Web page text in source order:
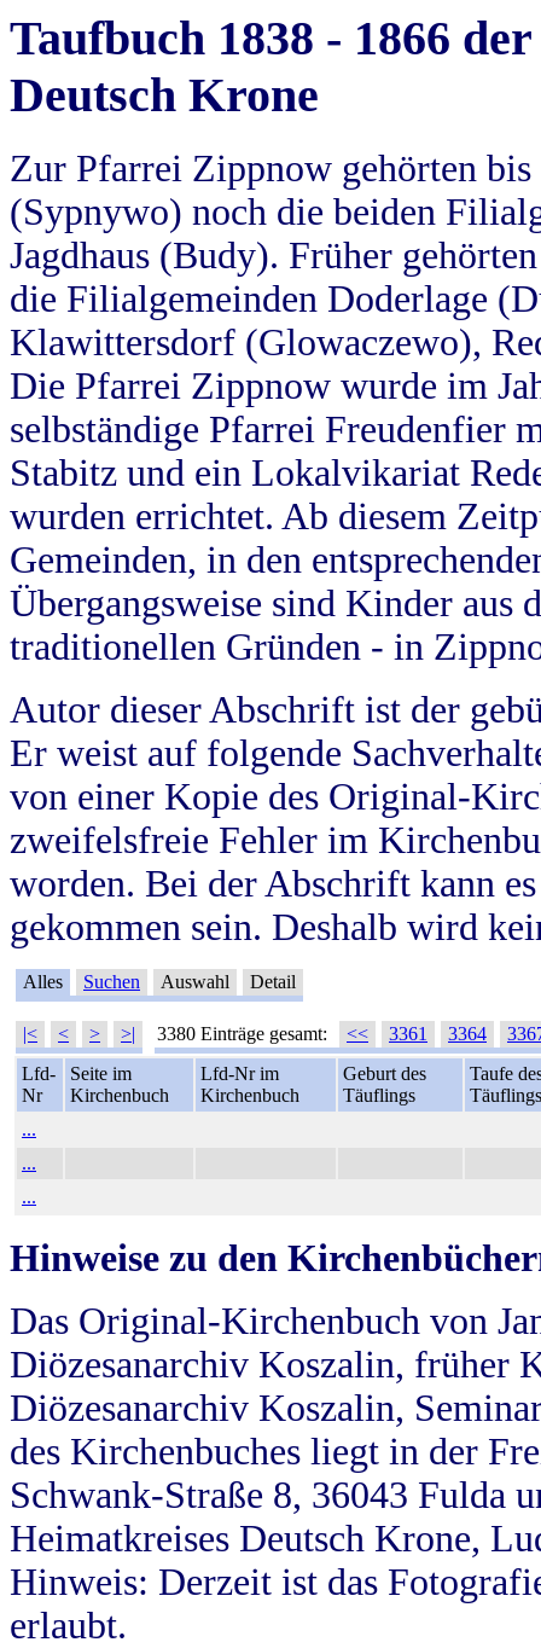
Taufbuch 1838 - 1866
Deutsch Krone
Zur Pfarrei Zippnow gehörten
(Sypnywo) noch die beiden
Jagdhaus (Budy). Früher
die Filialgemeinden Doderlage
Klawittersdorf (Glowaczewo),
Die Pfarrei Zippnow wurde im
selbständige Pfarrei Freudenfier
Stabitz und ein Lokalvikariat
wurden errichtet. Ab diesem
Gemeinden, in den
Übergangsweise sind Kinder aus
traditionellen Gründen - in
Autor dieser Abschrift ist der
Er weist auf folgende
von einer Kopie des Original-
zweifelsfreie Fehler im
worden. Bei der Abschrift kann
gekommen sein. Deshalb wird
Alles Suchen Auswahl Detail
|< < > >| 3380 Einträge gesamt: << 3361 3364
Lfd-
Nr
Seite im
Kirchenbuch
Lfd-Nr im
Kirchenbuch
Geburt des
Täuflings
Taufe
Täuflings
...
...
...
Hinweise zu den
Das Original-Kirchenbuch von
Diözesanarchiv Koszalin, früher
Diözesanarchiv Koszalin,
des Kirchenbuches liegt in der
Schwank-Straße 8, 36043 Fulda
Heimatkreises Deutsch Krone,
Hinweis: Derzeit ist das
erlaubt.